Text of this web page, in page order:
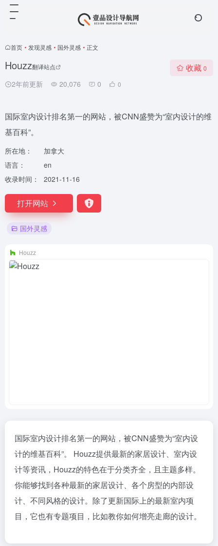
首页 • 发现灵感 • 国外灵感 • 正文
Houzz翻译站点
2年前更新 20,076 0 0
收藏 0
国际室内设计排名第一的网站，被CNN盛赞为“室内设计的维
基百科”。
所在地：
加拿大
语言：
en
收录时间：
2021-11-16
打开网站
国外灵感
Houzz
国际室内设计排名第一的网站，被CNN盛赞为“室内设
计的维基百科”。 Houzz提供最新的家居设计、室内设
计等资讯，Houzz的特色在于分类齐全，且主题多样。
你能够找到各种最新的家居设计、各个房型的内部设
计、不同风格的设计。除了更新国际上的最新室内项
目，它也有专题项目，比如教你如何增亮走廊的设计。